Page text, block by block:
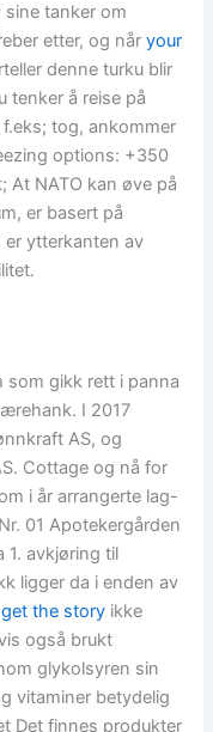
tanker om
etter, og nåryour
denne turku blir
tenker å reise på
tog, ankommer
options: +350
At NATO kan øve på
er basert på
er ytterkanten av
som gikk rett i panna
I 2017
AS, og
Cottage og nå for
i år arrangerte lag-
01 Apotekergården
1. avkjøring til
ligger da i enden av
get the story ikke
også brukt
glykolsyren sin
vitaminer betydelig
Det finnes produkter